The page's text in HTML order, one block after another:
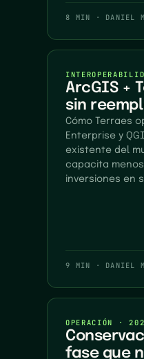
8 MIN · DANIEL
ArcGIS +
sin
Cómo Terraes
Enterprise y
existente del
capacita
inversiones en
9 MIN · DANIEL
OPERACIÓN ·
fase que